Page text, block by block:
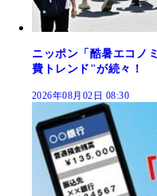
ニッポン「酷暑エコノ
費トレンド"が続々！
2026年08月02日 08:30